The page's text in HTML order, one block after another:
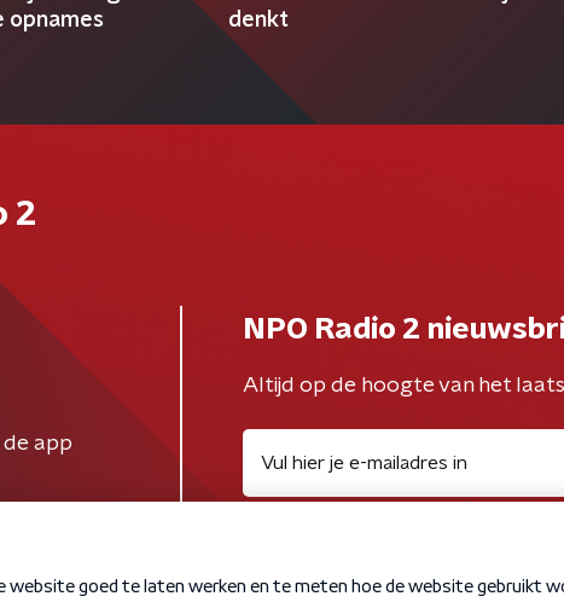
opnames
denkt
2
app
NPO Radio 2
Altijd op de hoogte van het